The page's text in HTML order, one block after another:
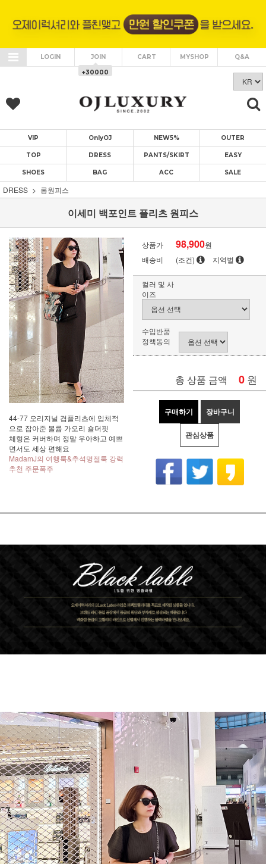
LOGIN
JOIN
+30000
CART MYSHOP Q&A
VIP OnlyOJ NEW5% OUTER
TOP DRESS PANTS/SKIRT EASY
SHOES BAG ACC SALE
DRESS 롱원피스
이세미 백포인트 플리츠 원피스
44-77 오리지널 겹플리츠에 입체적
으로 잡아준 볼륨 가오리 숄더핏
체형은 커버하며 정말 우아하고 예쁘
면서도 세상 편해요
MadamJ의 여행룩&추석명절룩 강력
추천 주문폭주
상품가 98,900원
배송비
(조건) 지역별
컬러 및 사
이즈
수입반품
정책동의
총 상품 금액 0 원
구매하기 장바구니
관심상품